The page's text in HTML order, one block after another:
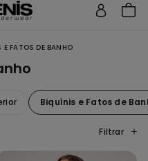
E FATOS DE BANHO
Biquínis e Fatos de
Filtrar